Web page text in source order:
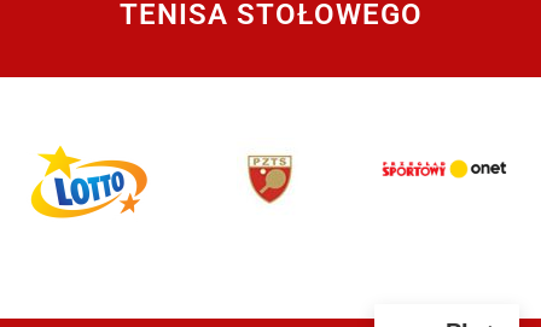
TENISA STOŁOWEGO